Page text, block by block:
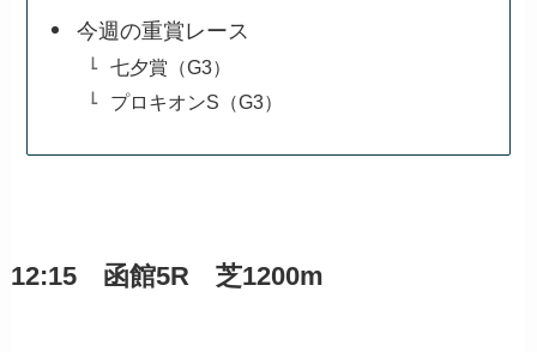
今週の重賞レース
七夕賞（G3）
プロキオンS（G3）
12:15 函館5R 芝1200m